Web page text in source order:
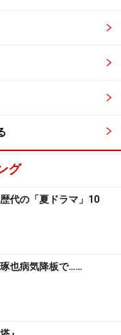
グ
代の「夏ドラマ」10
也病気降板で……